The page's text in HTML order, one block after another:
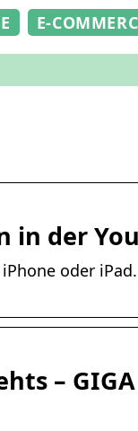
E-
in der
oder
– GIGA